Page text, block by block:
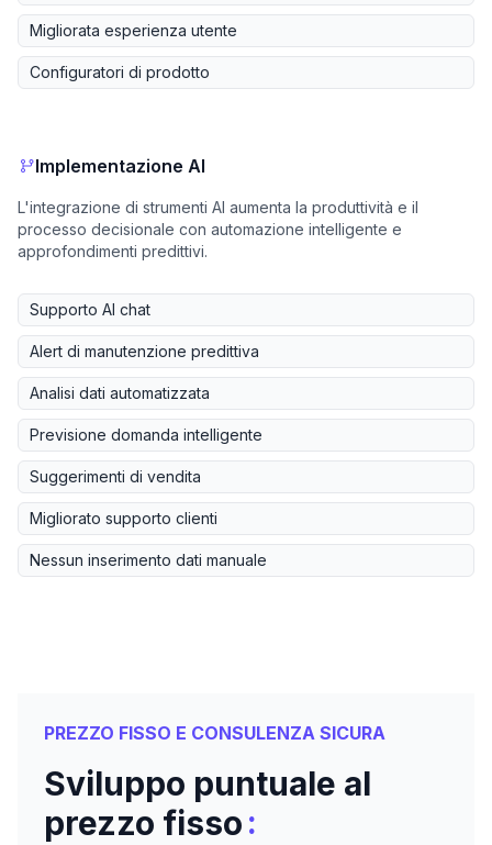
Migliorata esperienza utente
Configuratori di prodotto
Implementazione AI
L'integrazione di strumenti AI aumenta la produttività e il
processo decisionale con automazione intelligente e
approfondimenti predittivi.
Supporto AI chat
Alert di manutenzione predittiva
Analisi dati automatizzata
Previsione domanda intelligente
Suggerimenti di vendita
Migliorato supporto clienti
Nessun inserimento dati manuale
PREZZO FISSO E CONSULENZA SICURA
Sviluppo puntuale al
prezzo fisso: